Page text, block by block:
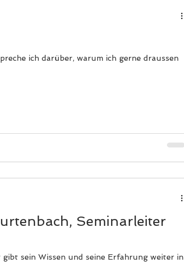
ich darüber, warum ich gerne draussen
Seminarleiter
sein Wissen und seine Erfahrung weiter in